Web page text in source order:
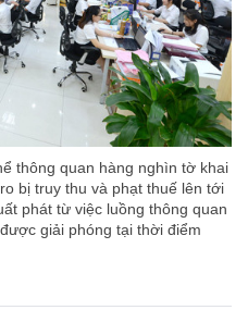
thông quan hàng nghìn tờ khai
bị truy thu và phạt thuế lên tới
phát từ việc luồng thông quan
giải phóng tại thời điểm